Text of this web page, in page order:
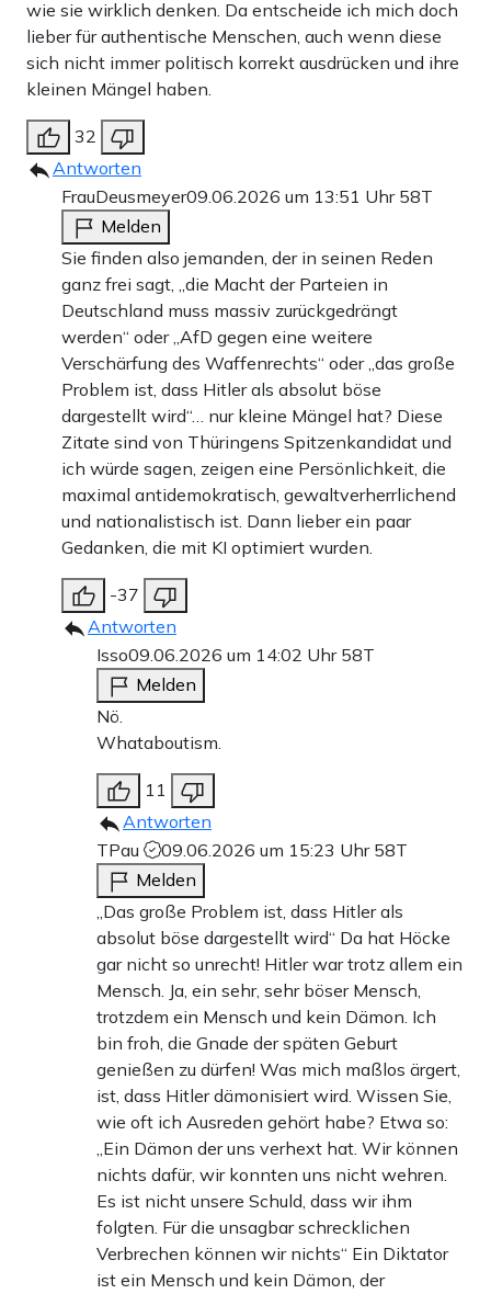
wie sie wirklich denken. Da entscheide ich mich doch
lieber für authentische Menschen, auch wenn diese
sich nicht immer politisch korrekt ausdrücken und ihre
kleinen Mängel haben.
32
Antworten
FrauDeusmeyer09.06.2026 um 13:51 Uhr 58T
Melden
Sie finden also jemanden, der in seinen Reden
ganz frei sagt, „die Macht der Parteien in
Deutschland muss massiv zurückgedrängt
werden“ oder „AfD gegen eine weitere
Verschärfung des Waffenrechts“ oder „das große
Problem ist, dass Hitler als absolut böse
dargestellt wird“… nur kleine Mängel hat? Diese
Zitate sind von Thüringens Spitzenkandidat und
ich würde sagen, zeigen eine Persönlichkeit, die
maximal antidemokratisch, gewaltverherrlichend
und nationalistisch ist. Dann lieber ein paar
Gedanken, die mit KI optimiert wurden.
-37
Antworten
Isso09.06.2026 um 14:02 Uhr 58T
Melden
Nö.
Whataboutism.
11
Antworten
TPau
09.06.2026 um 15:23 Uhr 58T
Melden
„Das große Problem ist, dass Hitler als
absolut böse dargestellt wird“ Da hat Höcke
gar nicht so unrecht! Hitler war trotz allem ein
Mensch. Ja, ein sehr, sehr böser Mensch,
trotzdem ein Mensch und kein Dämon. Ich
bin froh, die Gnade der späten Geburt
genießen zu dürfen! Was mich maßlos ärgert,
ist, dass Hitler dämonisiert wird. Wissen Sie,
wie oft ich Ausreden gehört habe? Etwa so:
„Ein Dämon der uns verhext hat. Wir können
nichts dafür, wir konnten uns nicht wehren.
Es ist nicht unsere Schuld, dass wir ihm
folgten. Für die unsagbar schrecklichen
Verbrechen können wir nichts“ Ein Diktator
ist ein Mensch und kein Dämon, der